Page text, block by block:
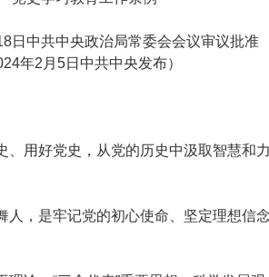
日中共中央政治局常委会会议审议批准
年2月5日中共中央发布）
好党史，从党的历史中汲取智慧和
是牢记党的初心使命、坚定理想信